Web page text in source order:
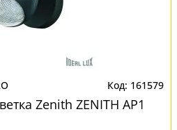
161579
Zenith ZENITH AP1